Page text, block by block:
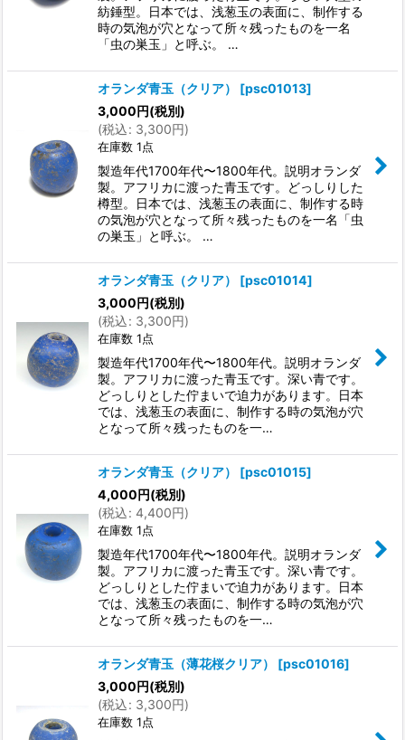
紡錘型。日本では、浅葱玉の表面に、制作する
時の気泡が穴となって所々残ったものを一名
「虫の巣玉」と呼ぶ。 …
オランダ青玉（クリア） [psc01013]
3,000円(税別)
(税込: 3,300円)
在庫数 1点
製造年代1700年代〜1800年代。説明オランダ
製。アフリカに渡った青玉です。どっしりした
樽型。日本では、浅葱玉の表面に、制作する時
の気泡が穴となって所々残ったものを一名「虫
の巣玉」と呼ぶ。 …
オランダ青玉（クリア） [psc01014]
3,000円(税別)
(税込: 3,300円)
在庫数 1点
製造年代1700年代〜1800年代。説明オランダ
製。アフリカに渡った青玉です。深い青です。
どっしりとした佇まいで迫力があります。日本
では、浅葱玉の表面に、制作する時の気泡が穴
となって所々残ったものを一…
オランダ青玉（クリア） [psc01015]
4,000円(税別)
(税込: 4,400円)
在庫数 1点
製造年代1700年代〜1800年代。説明オランダ
製。アフリカに渡った青玉です。深い青です。
どっしりとした佇まいで迫力があります。日本
では、浅葱玉の表面に、制作する時の気泡が穴
となって所々残ったものを一…
オランダ青玉（薄花桜クリア） [psc01016]
3,000円(税別)
(税込: 3,300円)
在庫数 1点